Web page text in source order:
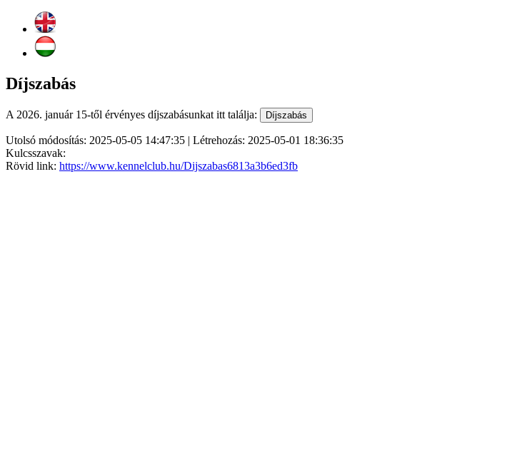
Díjszabás
A 2026. január 15-től érvényes díjszabásunkat itt találja:
Utolsó módosítás: 2025-05-05 14:47:35 | Létrehozás: 2025-05-01 18:36:35
Kulcsszavak:
Rövid link: https://www.kennelclub.hu/Dijszabas6813a3b6ed3fb